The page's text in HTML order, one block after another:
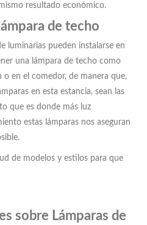
resultado económico.
de techo
luminarias pueden instalarse en
una lámpara de techo como
en el comedor, de manera que,
en esta estancia, sean las
que es donde más luz
estas lámparas nos aseguran
de modelos y estilos para que
sobre Lámparas de